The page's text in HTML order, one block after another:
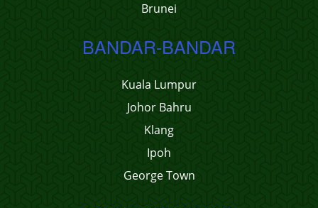
Brunei
BANDAR-BANDAR
Kuala Lumpur
Johor Bahru
Klang
Ipoh
George Town